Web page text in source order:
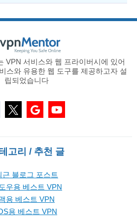
VPN 서비스와 웹 프라이버시에 있어
스와 유용한 웹 도구를 제공하고자 설
립되었습니다
고리 / 추천 글
근 블로그 포스트
우용 베스트 VPN
용 베스트 VPN
용 베스트 VPN